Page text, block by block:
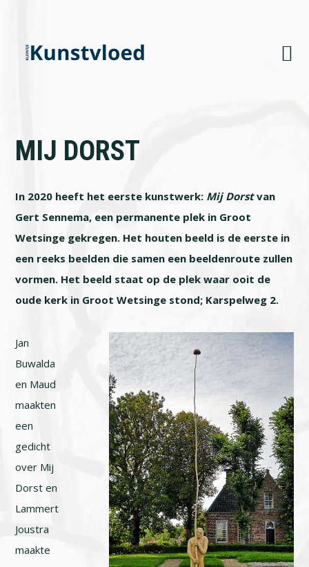
primary
navigation
content
footer
MIJ DORST
In 2020 heeft het eerste kunstwerk: Mij Dorstvan
Gert Sennema, een permanente plek in Groot
Wetsinge gekregen. Het houten beeld is de eerste in
een reeks beelden die samen een beeldenroute zullen
vormen. Het beeld staat op de plek waar ooit de
oude kerk in Groot Wetsinge stond; Karspelweg 2.
Jan
Buwalda
en Maud
maakten
een
gedicht
over Mij
Dorst en
Lammert
Joustra
maakte